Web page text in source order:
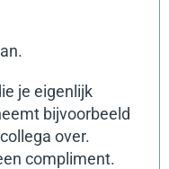
je eigenlijk
bijvoorbeeld
over.
compliment.